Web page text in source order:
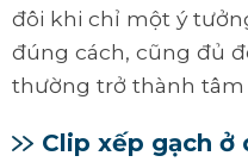
đôi khi chỉ một ý
đúng cách, cũng đủ
thường trở thành tâm
Clip xếp gạch ở